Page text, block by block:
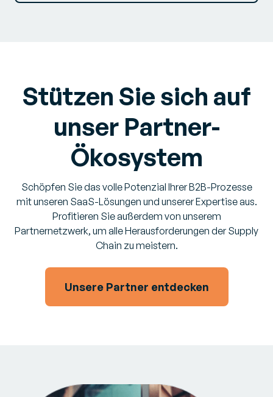
Stützen Sie sich auf
unser Partner-
Ökosystem
Schöpfen Sie das volle Potenzial Ihrer B2B-Prozesse
mit unseren SaaS-Lösungen und unserer Expertise aus.
Profitieren Sie außerdem von unserem
Partnernetzwerk, um alle Herausforderungen der Supply
Chain zu meistern.
Unsere Partner entdecken